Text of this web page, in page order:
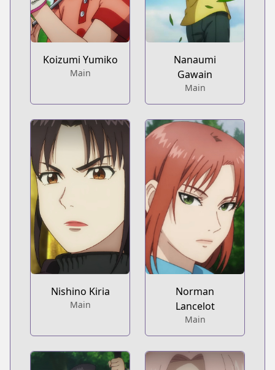
Koizumi Yumiko
Main
Nanaumi
Gawain
Main
Nishino Kiria
Main
Norman
Lancelot
Main